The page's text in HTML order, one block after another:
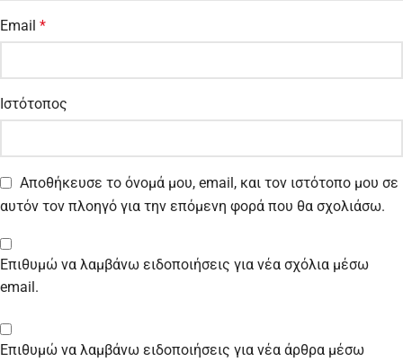
Email *
Ιστότοπος
Αποθήκευσε το όνομά μου, email, και τον ιστότοπο μου σε
αυτόν τον πλοηγό για την επόμενη φορά που θα σχολιάσω.
Επιθυμώ να λαμβάνω ειδοποιήσεις για νέα σχόλια μέσω
email.
Επιθυμώ να λαμβάνω ειδοποιήσεις για νέα άρθρα μέσω